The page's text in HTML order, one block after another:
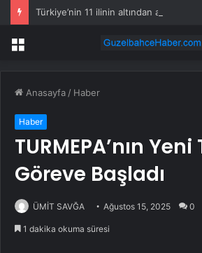
Türkiye’nin 11 ilinin altından altın
Menü
Anasayfa / Haber
Haber
TURMEPA’nın
Göreve Başladı
ÜMİT SAVĞA Ağustos 15, 2025 0
1 dakika okuma süresi